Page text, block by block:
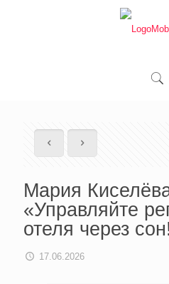
Мария
«Управляйте
отеля через
17.06.2026